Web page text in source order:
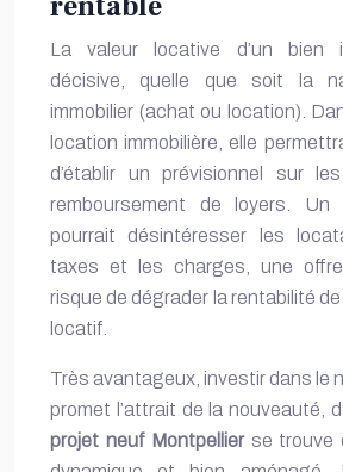
La valeur locative d’un bien
décisive, quelle que soit la
immobilier (achat ou location).
location immobilière, elle
d’établir un prévisionnel sur
remboursement de loyers.
pourrait désintéresser les
taxes et les charges, une
risque de dégrader la rentabilité
locatif.
Très avantageux, investir dans le
promet l’attrait de la nouveauté,
projet neuf Montpellierse trouve